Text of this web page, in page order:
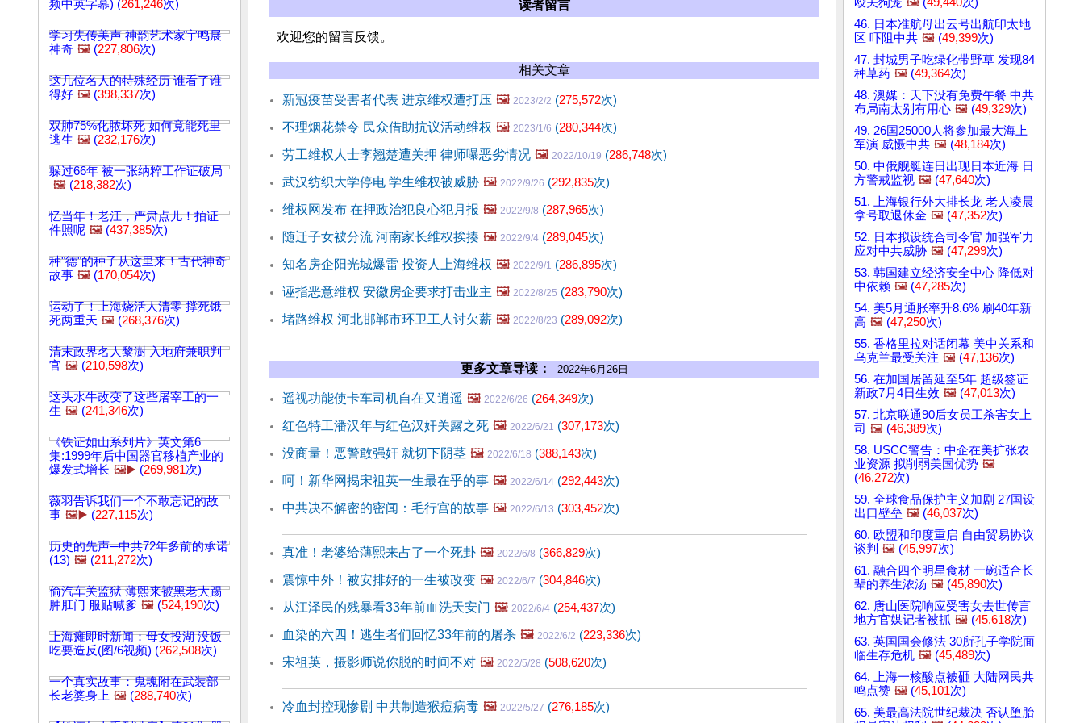
频中英字幕) (261,246次)
学习失传美声 神韵艺术家宇鸣展
神奇 🖼️ (227,806次)
这几位名人的特殊经历 谁看了谁
得好 🖼️ (398,337次)
双肺75%化脓坏死 如何竟能死里
逃生 🖼️ (232,176次)
躲过66年 被一张纳粹工作证破局
🖼️ (218,382次)
忆当年！老江，严肃点儿！拍证
件照呢 🖼️ (437,385次)
种"德"的种子从这里来！古代神奇
故事 🖼️ (170,054次)
运动了！上海烧活人清零 撑死饿
死两重天 🖼️ (268,376次)
清末政界名人黎澍 入地府兼职判
官 🖼️ (210,598次)
这头水牛改变了这些屠宰工的一
生 🖼️ (241,346次)
《铁证如山系列片》英文第6
集:1999年后中国器官移植产业的
爆发式增长 🖼️▶️ (269,981次)
薇羽告诉我们一个不敢忘记的故
事 🖼️▶️ (227,115次)
历史的先声─中共72年多前的承诺
(13) 🖼️ (211,272次)
偷汽车关监狱 薄熙来被黑老大踢
肿肛门 服贴喊爹 🖼️ (524,190次)
上海瘫即时新闻：母女投湖 没饭
吃要造反(图/6视频) (262,508次)
一个真实故事：鬼魂附在武装部
长老婆身上 🖼️ (288,740次)
读者留言
欢迎您的留言反馈。
相关文章
新冠疫苗受害者代表 进京维权遭打压 🖼️ 2023/2/2 (275,572次)
不理烟花禁令 民众借助抗议活动维权 🖼️ 2023/1/6 (280,344次)
劳工维权人士李翘楚遭关押 律师曝恶劣情况 🖼️ 2022/10/19 (286,748次)
武汉纺织大学停电 学生维权被威胁 🖼️ 2022/9/26 (292,835次)
维权网发布 在押政治犯良心犯月报 🖼️ 2022/9/8 (287,965次)
随迁子女被分流 河南家长维权挨揍 🖼️ 2022/9/4 (289,045次)
知名房企阳光城爆雷 投资人上海维权 🖼️ 2022/9/1 (286,895次)
诬指恶意维权 安徽房企要求打击业主 🖼️ 2022/8/25 (283,790次)
堵路维权 河北邯郸市环卫工人讨欠薪 🖼️ 2022/8/23 (289,092次)
更多文章导读： 2022年6月26日
遥视功能使卡车司机自在又逍遥 🖼️ 2022/6/26 (264,349次)
红色特工潘汉年与红色汉奸关露之死 🖼️ 2022/6/21 (307,173次)
没商量！恶警敢强奸 就切下阴茎 🖼️ 2022/6/18 (388,143次)
呵！新华网揭宋祖英一生最在乎的事 🖼️ 2022/6/14 (292,443次)
中共决不解密的密闻：毛行宫的故事 🖼️ 2022/6/13 (303,452次)
真准！老婆给薄熙来占了一个死卦 🖼️ 2022/6/8 (366,829次)
震惊中外！被安排好的一生被改变 🖼️ 2022/6/7 (304,846次)
从江泽民的残暴看33年前血洗天安门 🖼️ 2022/6/4 (254,437次)
血染的六四！逃生者们回忆33年前的屠杀 🖼️ 2022/6/2 (223,336次)
宋祖英，摄影师说你脱的时间不对 🖼️ 2022/5/28 (508,620次)
冷血封控现惨剧 中共制造猴痘病毒 🖼️ 2022/5/27 (276,185次)
46. 日本准航母出云号出航印太地
区 吓阻中共 🖼️ (49,399次)
47. 封城男子吃绿化带野草 发现84
种草药 🖼️ (49,364次)
48. 澳媒：天下没有免费午餐 中共
布局南太别有用心 🖼️ (49,329次)
49. 26国25000人将参加最大海上
军演 威慑中共 🖼️ (48,184次)
50. 中俄舰艇连日出现日本近海 日
方警戒监视 🖼️ (47,640次)
51. 上海银行外大排长龙 老人凌晨
拿号取退休金 🖼️ (47,352次)
52. 日本拟设统合司令官 加强军力
应对中共威胁 🖼️ (47,299次)
53. 韩国建立经济安全中心 降低对
中依赖 🖼️ (47,285次)
54. 美5月通胀率升8.6% 刷40年新
高 🖼️ (47,250次)
55. 香格里拉对话闭幕 美中关系和
乌克兰最受关注 🖼️ (47,136次)
56. 在加国居留延至5年 超级签证
新政7月4日生效 🖼️ (47,013次)
57. 北京联通90后女员工杀害女上
司 🖼️ (46,389次)
58. USCC警告：中企在美扩张农
业资源 拟削弱美国优势 🖼️
(46,272次)
59. 全球食品保护主义加剧 27国设
出口壁垒 🖼️ (46,037次)
60. 欧盟和印度重启 自由贸易协议
谈判 🖼️ (45,997次)
61. 融合四个明星食材 一碗适合长
辈的养生浓汤 🖼️ (45,890次)
62. 唐山医院响应受害女去世传言
地方官媒记者被抓 🖼️ (45,618次)
63. 英国国会修法 30所孔子学院面
临生存危机 🖼️ (45,489次)
64. 上海一核酸点被砸 大陆网民共
鸣点赞 🖼️ (45,101次)
65. 美最高法院世纪裁决 否认堕胎